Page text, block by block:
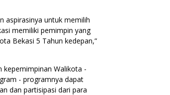
aspirasinya untuk memilih
memiliki pemimpin yang
Bekasi 5 Tahun kedepan,”
kepemimpinan Walikota -
- programnya dapat
dan partisipasi dari para